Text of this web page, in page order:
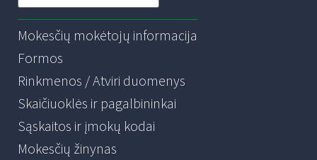
Mokesčių mokėtojų informacija
Formos
Rinkmenos / Atviri duomenys
Skaičiuoklės ir pagalbininkai
Sąskaitos ir įmokų kodai
Mokesčių žinynas